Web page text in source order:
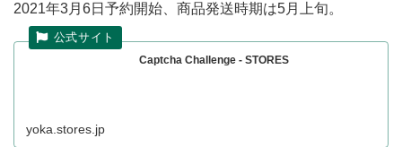
2021年3月6日予約開始、商品発送時期は5月上旬。
Captcha Challenge - STORES
yoka.stores.jp